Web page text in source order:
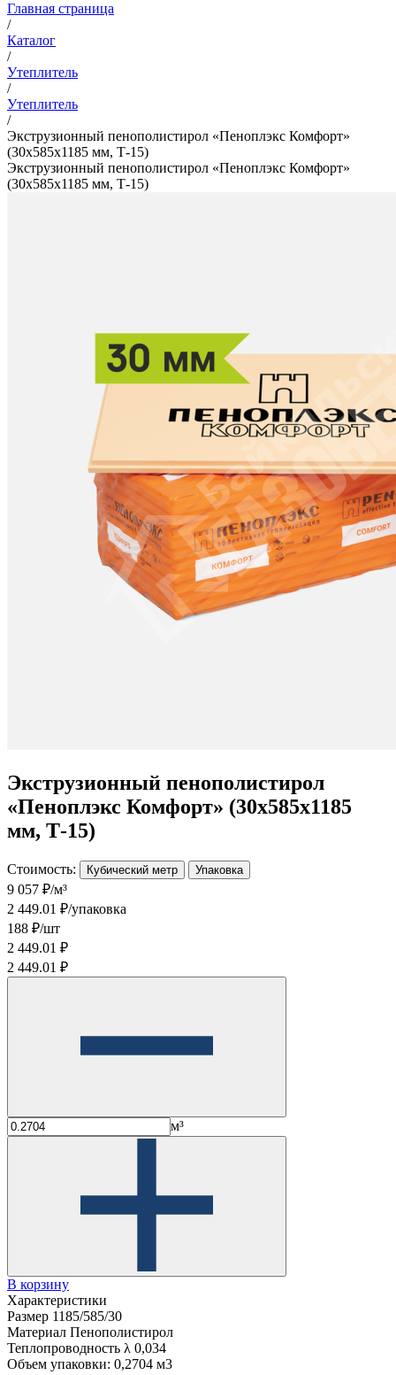
Главная страница
/
Каталог
/
Утеплитель
/
Утеплитель
/
Экструзионный пенополистирол «Пеноплэкс Комфорт»
(30х585х1185 мм, Т-15)
Экструзионный пенополистирол «Пеноплэкс Комфорт»
(30х585х1185 мм, Т-15)
Экструзионный пенополистирол
«Пеноплэкс Комфорт» (30х585х1185
мм, Т-15)
Стоимость: Кубический метр Упаковка
9 057 ₽/м³
2 449.01 ₽/упаковка
188 ₽/шт
2 449.01 ₽
2 449.01 ₽
м³
В корзину
Характеристики
Размер 1185/585/30
Материал Пенополистирол
Теплопроводность λ 0,034
Объем упаковки: 0,2704 м3